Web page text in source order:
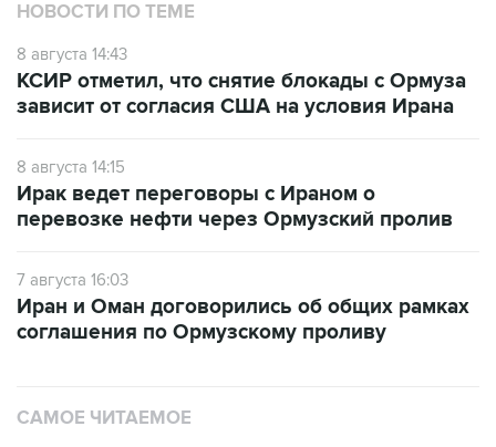
НОВОСТИ ПО ТЕМЕ
8 августа 14:43
КСИР отметил, что снятие блокады с Ормуза
зависит от согласия США на условия Ирана
8 августа 14:15
Ирак ведет переговоры с Ираном о
перевозке нефти через Ормузский пролив
7 августа 16:03
Иран и Оман договорились об общих рамках
соглашения по Ормузскому проливу
САМОЕ ЧИТАЕМОЕ